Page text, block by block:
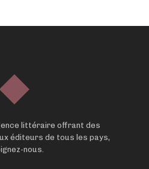
littéraire offrant des
éditeurs de tous les pays,
nous.